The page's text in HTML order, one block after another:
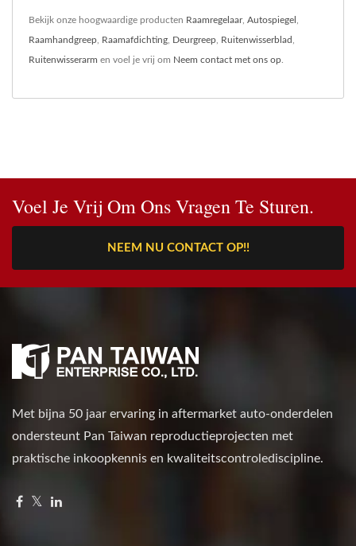
Bekijk onze hoogwaardige producten Raamregelaar, Autospiegel
Raamhandgreep Raamafdichting Deurgreep Ruitenwisserblad
Ruitenwisserarm en voel je vrij om Neem contact met ons op
Voel Je Vrij Om Ons Vragen Te Sturen.
NEEM NU CONTACT OP!!
Met bijna 50 jaar ervaring in aftermarket auto-onderdelen
ondersteunt Pan Taiwan reproductieprojecten met
praktische inkoopkennis en kwaliteitscontrolediscipline.